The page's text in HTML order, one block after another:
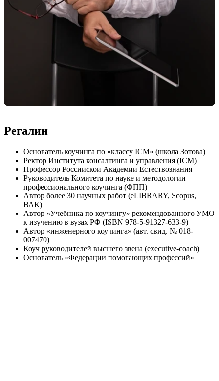
Регалии
Основатель коучинга по «классу ICM» (школа Зотова)
Ректор Института консалтинга и управления (ICM)
Профессор Российской Академии Естествознания
Руководитель Комитета по науке и методологии
профессионального коучинга (ФПП)
Автор более 30 научных работ (eLIBRARY, Scopus,
ВАК)
Автор «Учебника по коучингу» рекомендованного УМО
к изучению в вузах РФ (ISBN 978-5-91327-633-9)
Автор «инженерного коучинга» (авт. свид. № 018-
007470)
Коуч руководителей высшего звена (executive-coach)
Основатель «Федерации помогающих профессий»